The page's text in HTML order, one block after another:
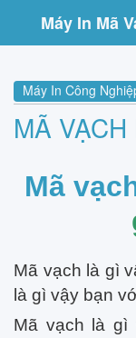
Máy In Mã
Máy In Công
MÃ
Mã
Mã vạch là gì
là gì vậy bạn
Mã vạch là gì